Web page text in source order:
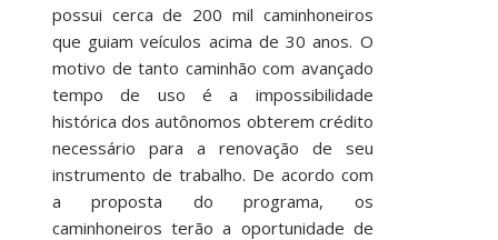
possui cerca de 200 mil caminhoneiros
que guiam veículos acima de 30 anos. O
motivo de tanto caminhão com avançado
tempo de uso é a impossibilidade
histórica dos autônomos obterem crédito
necessário para a renovação de seu
instrumento de trabalho. De acordo com
a proposta do programa, os
caminhoneiros terão a oportunidade de